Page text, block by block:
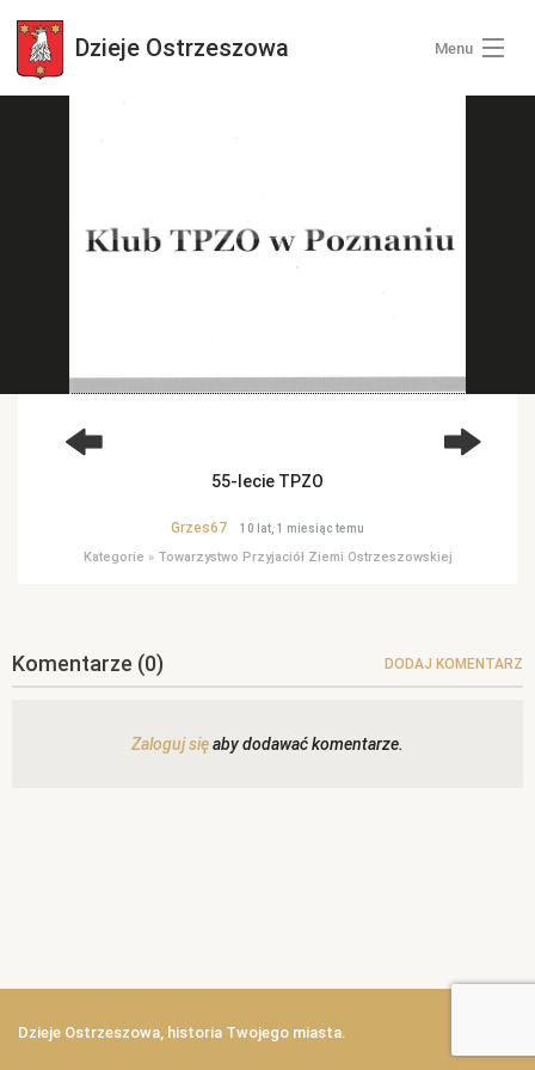
Dzieje Ostrzeszowa Menu
Zaloguj się
55-lecie TPZO
Grzes67 10 lat, 1 miesiąc temu
Kategorie » Towarzystwo Przyjaciół Ziemi Ostrzeszowskiej
Komentarze (0) DODAJ KOMENTARZ
Zaloguj sięaby dodawać komentarze.
Dzieje Ostrzeszowa, historia Twojego miasta.